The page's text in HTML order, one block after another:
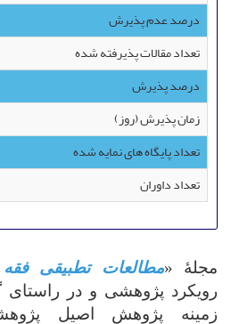
درصد عدم پذیرش
تعداد مقالات پذیرفته شده
درصد پذیرش
زمان پذیرش (روز)
تعداد پایگاه های نمایه شده
تعداد داوران
مجلۀ «مطالعات تطبیقی
رویکرد پژوهشی و در
زمینه پژوهش اصیل